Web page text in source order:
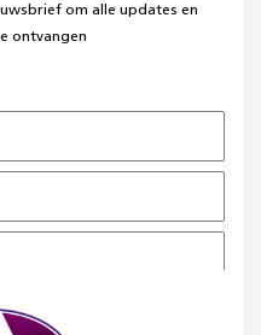
om alle updates en
ontvangen